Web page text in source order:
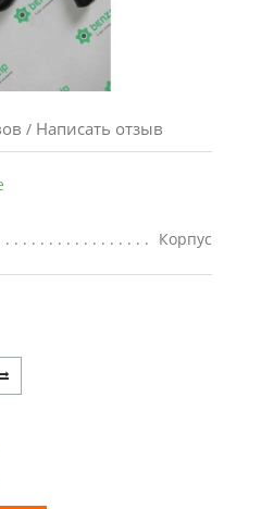
/ Написать отзыв
Корпус